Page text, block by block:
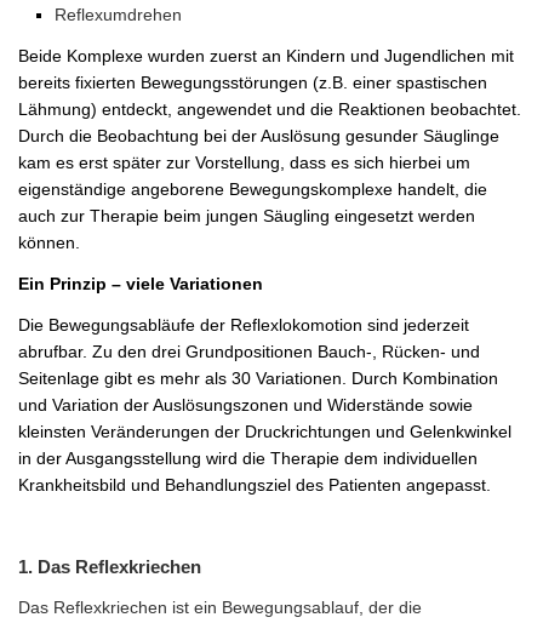
Reflexumdrehen
Beide Komplexe wurden zuerst an Kindern und Jugendlichen mit
bereits fixierten Bewegungsstörungen (z.B. einer spastischen
Lähmung) entdeckt, angewendet und die Reaktionen beobachtet.
Durch die Beobachtung bei der Auslösung gesunder Säuglinge
kam es erst später zur Vorstellung, dass es sich hierbei um
eigenständige angeborene Bewegungskomplexe handelt, die
auch zur Therapie beim jungen Säugling eingesetzt werden
können.
Ein Prinzip – viele Variationen
Die Bewegungsabläufe der Reflexlokomotion sind jederzeit
abrufbar. Zu den drei Grundpositionen Bauch-, Rücken- und
Seitenlage gibt es mehr als 30 Variationen. Durch Kombination
und Variation der Auslösungszonen und Widerstände sowie
kleinsten Veränderungen der Druckrichtungen und Gelenkwinkel
in der Ausgangsstellung wird die Therapie dem individuellen
Krankheitsbild und Behandlungsziel des Patienten angepasst.
1. Das Reflexkriechen
Das Reflexkriechen ist ein Bewegungsablauf, der die